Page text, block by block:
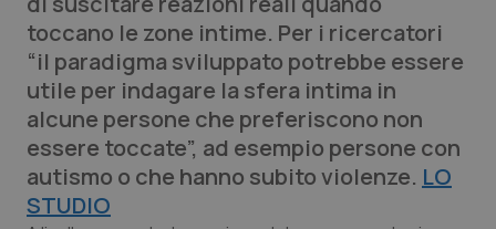
Basilicata
Calabria
Campania
Emilia-Romagna
Artrite & artrosi
Asma & BPCO
Car-T
Colesterolo & coronaropatie
QS Club Newsletter
toccano le zone intime. Per i ricercatori
“il paradigma sviluppato potrebbe essere
utile per indagare la sfera intima in
alcune persone che preferiscono non
essere toccate”, ad esempio persone con
autismo o che hanno subito violenze. LO
STUDIO